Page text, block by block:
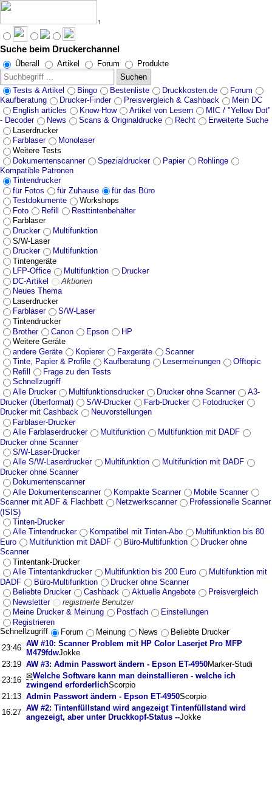
↑
Suche beim Druckerchannel
Überall Artikel Forum
Produkte
Suchen
Tests & Artikel
Bingo Bestenliste Druckkosten.de
Forum
Kaufberatung
Drucker-Finder Preisvergleich & Cashback
Mein DC
English articles
Know-How Artikel von Lesern
MIC / "Yellow Dot"
- Decoder
News Scans & Originaldrucke Recht
Erweiterte Suche
Laserdrucker
Farblaser
Monolaser
Weitere Tests
Dokumentenscanner
Spezialdrucker Papier
Rohlinge
Kompatible Patronen
Tintendrucker
für Fotos
für Zuhause
für das Büro
Testdokumente
Workshops
Foto
Refill
Resttintenbehälter
Farblaser
Drucker
Multifunktion
S/W-Laser
Drucker
Multifunktion
Tintengeräte
LFP-Office
Multifunktion
Drucker
DC-Artikel
Aktionen
Neues Thema
Laserdrucker
Farblaser
S/W-Laser
Tintendrucker
Brother
Canon Epson
HP
Weitere Geräte
andere Geräte
Kopierer Faxgeräte
Scanner
Tinte, Papier & Profile
Kaufberatung Lesermeinungen
Offtopic
Refill
Frage zu den Tests
Schnellzugriff
Alle Drucker
Multifunktionsdrucker Drucker ohne Scanner
A3-
Drucker (Überformat)
S/W-Drucker Farb-Drucker
Fotodrucker
Drucker mit Cashback
Neuvorstellungen
Farblaser-Drucker
Alle Farblaserdrucker
Multifunktion
Multifunktion mit DADF
Drucker ohne Scanner
S/W-Laser-Drucker
Alle S/W-Laserdrucker
Multifunktion
Multifunktion mit DADF
Drucker ohne Scanner
Dokumentenscanner
Alle Dokumentenscanner
Kompakte Scanner
Mobile Scanner
Scanner mit ADF & Flachbett
Netzwerkscanner
Professionelle Scanner
(ISIS)
Tinten-Drucker
Alle Tintendrucker
Kompatibel mit Tinten-Abo
Multifunktion bis 80
Euro
Multifunktion mit DADF Büro-Multifunktion
Drucker ohne
Scanner
Tintentank-Drucker
Alle Tintentankdrucker
Multifunktion bis 200 Euro
Multifunktion mit
DADF
Büro-Multifunktion
Drucker ohne Scanner
Beliebte Drucker
Cashback Aktuelle Angebote
Preisvergleich
Newsletter
registrierte Benutzer
Meine Drucker & Meinung
Postfach
Einstellungen
Registrieren
Schnellzugriff
Forum Meinung News
Beliebte Drucker
23:46 AW #10: Scanner Problem mit HP Color Laserjet Pro MFP
M479fdwJokke
23:19 AW #3: Admin Passwort ändern - Epson ET-4950Marker-Studi
23:16 ✉Welche Software kann man deinstallieren - welche ich
zwingend erforderlichScorpio
21:13 Admin Passwort ändern - Epson ET-4950Scorpio
16:27 AW #2: Tintenfüllstand wird angezeigt Tintenfüllstand wird
angezeigt, aber unter Druckkopf-Status --Jokke
Angebote werden geladen...